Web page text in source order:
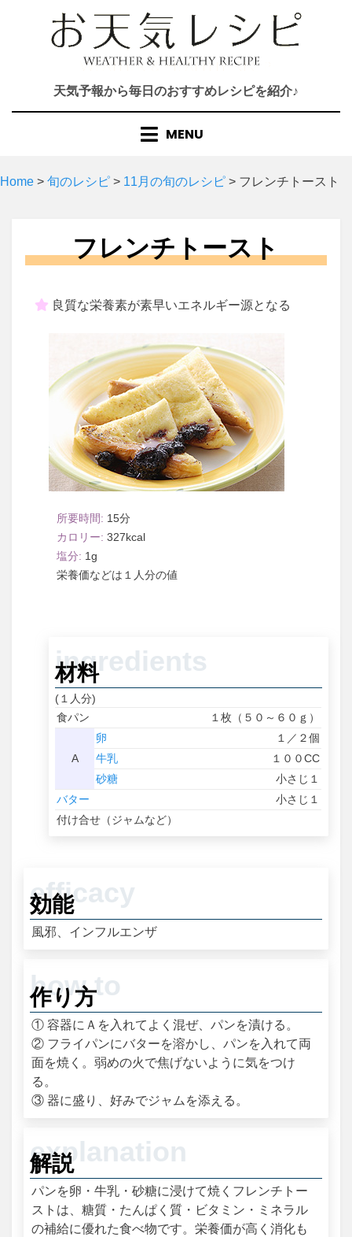
天気予報から毎日のおすすめレシピを紹介♪
MENU
Home > 旬のレシピ > 11月の旬のレシピ > フレンチトースト
フレンチトースト
良質な栄養素が素早いエネルギー源となる
15
327
1
１人分
材料
(１人分)
食パン
１枚（５０～６０ｇ）
A
卵
１／２個
牛乳
１００CC
砂糖
小さじ１
バター
小さじ１
付け合せ（ジャムなど）
効能
風邪、インフルエンザ
作り方
① 容器にＡを入れてよく混ぜ、パンを漬ける。
② フライパンにバターを溶かし、パンを入れて両
面を焼く。弱めの火で焦げないように気をつけ
る。
③ 器に盛り、好みでジャムを添える。
解説
パンを卵・牛乳・砂糖に浸けて焼くフレンチトー
ストは、糖質・たんぱく質・ビタミン・ミネラル
の補給に優れた食べ物です。栄養価が高く消化も